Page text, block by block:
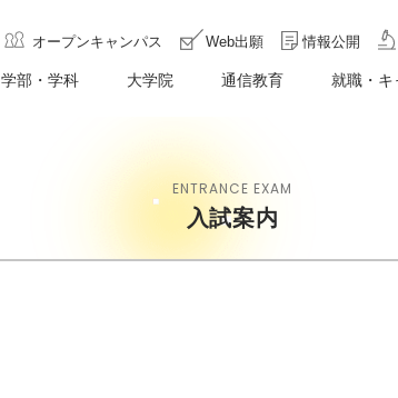
オープンキャンパス Web出願 情報公開
学部・学科 大学院 通信教育 就職・キ
ENTRANCE EXAM
入試案内